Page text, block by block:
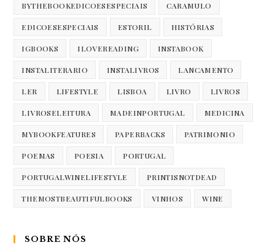
BYTHEBOOKEDICOESESPECIAIS CARAMULO
EDICOESESPECIAIS ESTORIL HISTÓRIAS
IGBOOKS ILOVEREADING INSTABOOK
INSTALITERARIO INSTALIVROS LANCAMENTO
LER LIFESTYLE LISBOA LIVRO LIVROS
LIVROSELEITURA MADEINPORTUGAL MEDICINA
MYBOOKFEATURES PAPERBACKS PATRIMONIO
POEMAS POESIA PORTUGAL
PORTUGALWINELIFESTYLE PRINTISNOTDEAD
THEMOSTBEAUTIFULBOOKS VINHOS WINE
SOBRE NÓS